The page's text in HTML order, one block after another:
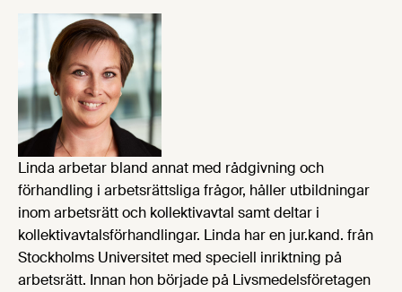
Linda arbetar bland annat med rådgivning och
förhandling i arbetsrättsliga frågor, håller utbildningar
inom arbetsrätt och kollektivavtal samt deltar i
kollektivavtalsförhandlingar. Linda har en jur.kand. från
Stockholms Universitet med speciell inriktning på
arbetsrätt. Innan hon började på Livsmedelsföretagen